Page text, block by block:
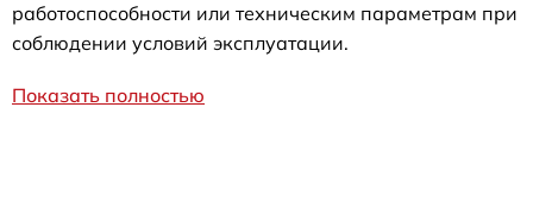
работоспособности или техническим параметрам при
соблюдении условий эксплуатации.
Показать полностью